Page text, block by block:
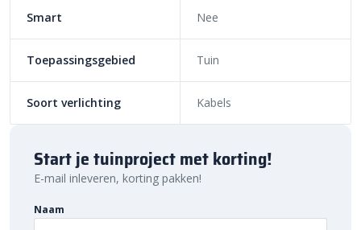
Smart Nee
Toepassingsgebied Tuin
Soort verlichting Kabels
Start je tuinproject met korting!
E-mail inleveren, korting pakken!
Naam